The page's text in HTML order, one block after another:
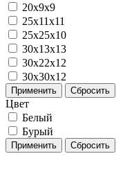
20x9x9
25х11х11
25х25х10
30x13x13
30х22х12
30х30х12
Применить Сбросить
Цвет
Белый
Бурый
Применить Сбросить